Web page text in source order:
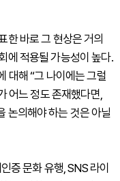
한 바로 그 현상은 거의
에 적용될 가능성이 높다.
대해 “그 나이에는 그럴
어느 정도 존재했다면,
논의해야 하는 것은 아닐
증 문화 유행, SNS 라이